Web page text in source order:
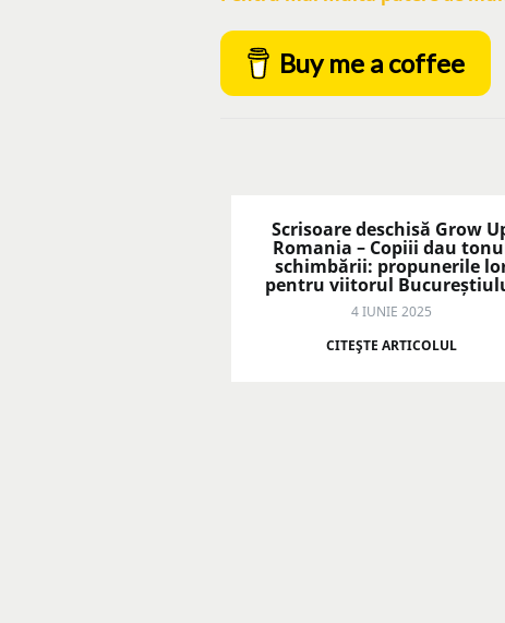
Buy me a coffee
Scrisoare deschisă Grow
Romania – Copiii dau
schimbării: propunerile
pentru viitorul
4 IUNIE 2025
CITEŞTE ARTICOLUL